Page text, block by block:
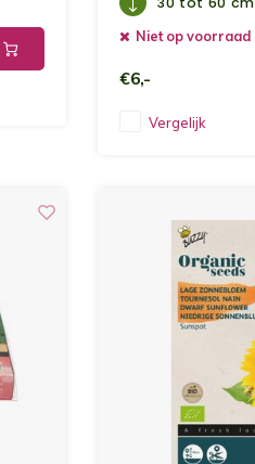
Niet op voorraad
€6,-
Vergelijk